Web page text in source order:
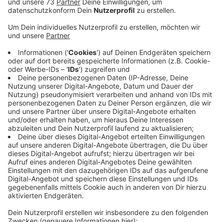
Veröffentlicht:Freitag, 11.11.2022 12:16
Anzeige
Auch umweltschonende Mobilität wird
gefördert
Anzeige
Viele Kommunen hier im Westmünsterland fördern
Maßnahmen, die zum Klimaschutz und zum Energie
sparen beitragen. Ahaus z.B. vergibt unter anderem
Zuschüsse für Photovoltaikanlagen, Dämm-
Maßnahmen und auch Lastenräder. Wie die
Stadtverwaltung mitteilt, können die Anträge ab
zu den Zuschüssen findet Ihr hier.